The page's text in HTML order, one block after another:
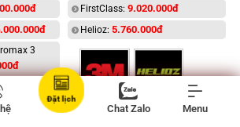
3
FirstClass: 9.020.000đ
Helioz: 5.760.000đ
Đặt lịch
Chat Zalo Menu